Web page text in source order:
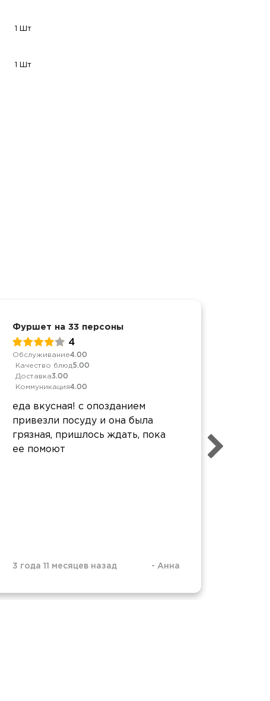
1 Шт
1 Шт
Фуршет на 33 персоны
4
Обслуживание4.00
Качество блюд5.00
Доставка3.00
Коммуникация4.00
еда вкусная! с опозданием
привезли посуду и она была
грязная, пришлось ждать, пока
ее помоют
3 года 11 месяцев назад - Анна